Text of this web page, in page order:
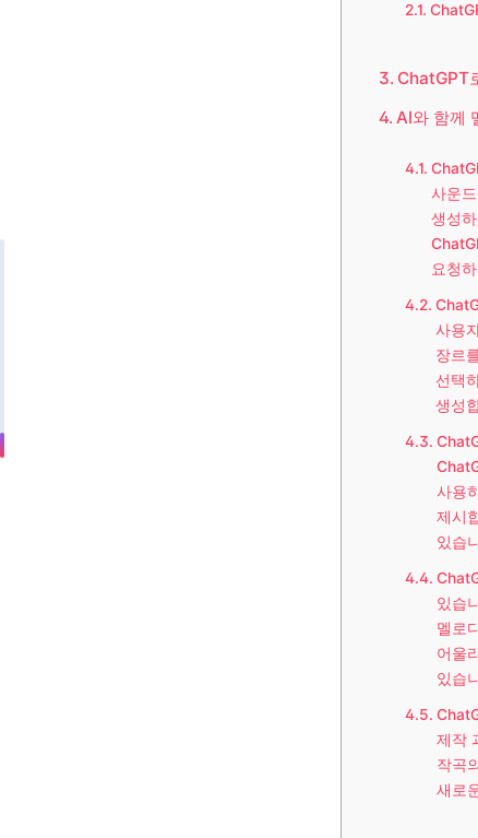
ChatGPT
AI와 함께
사운
생성
요청
사용
장르
선택
생성
사용
제시
있습
있습
멜로
어울
있습
제작
작곡
새로